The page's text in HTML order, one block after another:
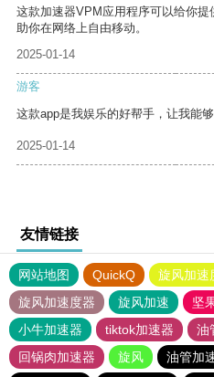
这款加速器VPM应用程序可以给你
助你在网络上自由移动。
2025-01-14
游客
这款app是我娱乐的好帮手，让我能
2025-01-14
友情链接
网站地图 QuickQ 旋风加速
旋风加速度器
旋风加速 坚
小牛加速器
tiktok加速器 油
回锅肉加速器
旋风 油管加